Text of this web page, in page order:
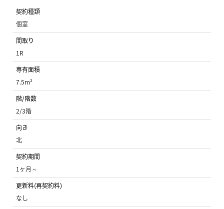
契約種類
個室
間取り
1R
専有面積
7.5m²
階/階数
2/3階
向き
北
契約期間
1ヶ月～
更新料(再契約料)
なし